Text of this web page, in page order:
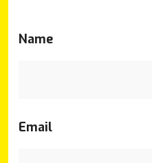
Name
Email